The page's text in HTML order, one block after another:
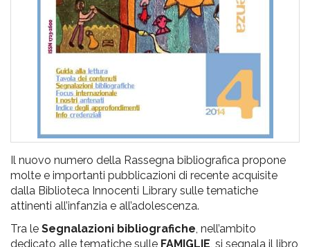
Il nuovo numero della Rassegna bibliografica propone
molte e importanti pubblicazioni di recente acquisite
dalla Biblioteca Innocenti Library sulle tematiche
attinenti all’infanzia e all’adolescenza.
Tra le Segnalazioni bibliografiche, nell’ambito
dedicato alle tematiche sulle FAMIGLIE, si segnala il libro